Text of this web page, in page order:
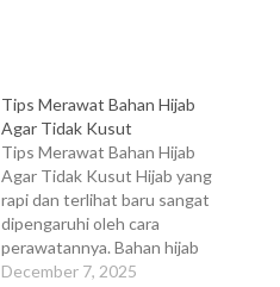
Tips Merawat Bahan Hijab
Agar Tidak Kusut
Tips Merawat Bahan Hijab
Agar Tidak Kusut Hijab yang
rapi dan terlihat baru sangat
dipengaruhi oleh cara
perawatannya. Bahan hijab
tertentu mudah kusut jika
December 7, 2025